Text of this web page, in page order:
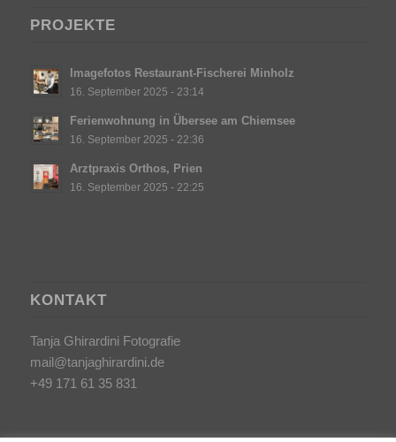
PROJEKTE
Imagefotos Restaurant-Fischerei Minholz
16. September 2025 - 23:14
Ferienwohnung in Übersee am Chiemsee
16. September 2025 - 22:36
Arztpraxis Orthos, Prien
16. September 2025 - 22:25
KONTAKT
Tanja Ghirardini Fotografie
mail@tanjaghirardini.de
+49 171 61 35 831